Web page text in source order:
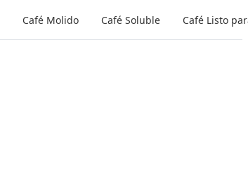
Café Molido Café Soluble Café Listo